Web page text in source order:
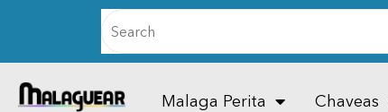
Malaga Perita Chaveas